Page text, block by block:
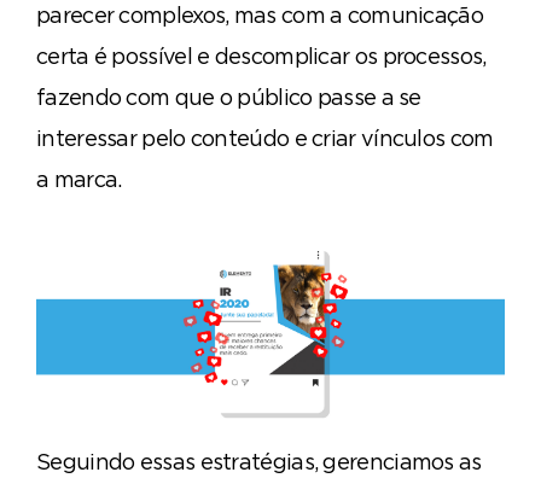
parecer complexos, mas com a comunicação
certa é possível e descomplicar os processos,
fazendo com que o público passe a se
interessar pelo conteúdo e criar vínculos com
a marca.
Seguindo essas estratégias, gerenciamos as